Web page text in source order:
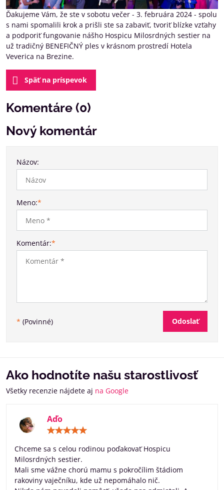
Ďakujeme Vám, že ste v sobotu večer - 3. februára 2024 - spolu
s nami spomalili krok a prišli ste sa zabaviť, tvoriť blízke vzťahy
a podporiť fungovanie nášho Hospicu Milosrdných sestier na
už tradičný BENEFIČNÝ ples v krásnom prostredí Hotela
Veverica na Brezine.
Späť na príspevok
Komentáre (0)
Nový komentár
Názov:
Meno:*
Komentár:*
* (Povinné) Odoslať
Ako hodnotíte našu starostlivosť
Všetky recenzie nájdete aj na Google
Aďo
5
Chceme sa s celou rodinou poďakovať Hospicu
Milosrdných sestier.
Mali sme vážne chorú mamu s pokročílim štádiom
rakoviny vaječníku, kde už nepomáhalo nič.